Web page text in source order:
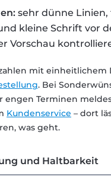
sehr dünne Linien,
kleine Schrift vor
Vorschau
mit einheitlichem
. Bei
engen Terminen
Kundenservice – dort
was geht.
und Haltbarkeit